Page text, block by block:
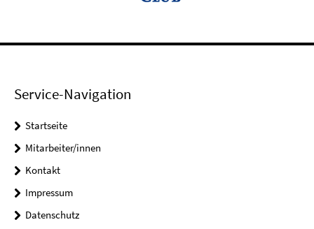
Service-Navigation
Startseite
Mitarbeiter/innen
Kontakt
Impressum
Datenschutz